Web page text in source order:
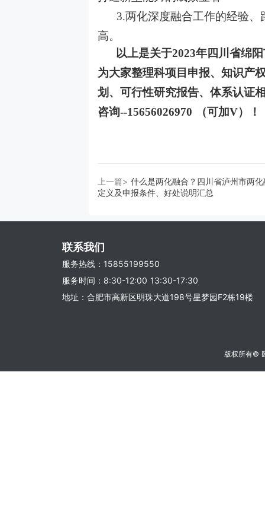
3.两化深度融合工作的经验
高。
以上是关于2023年四川省绵
为大家整理科项目申报、知识产
划、可行性研究报告、体系认证
咨询--15656026970 （可加V）！
上一篇> 什么是两化融合？四川省泸州市两
定义及申报条件、好处说明汇总
联系我们
服务热线：15855199550
服务时间：8:30-12:00 13:30-17:30
地址：合肥市高新区明珠大道198号星梦园F2栋19楼
版权所有©